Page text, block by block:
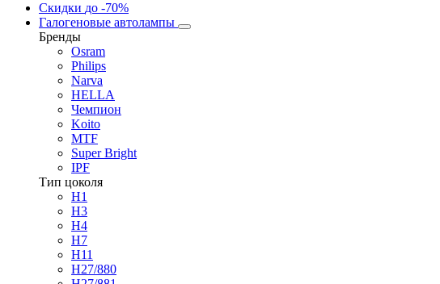
Скидки до -70%
Галогеновые автолампы
Бренды
Osram
Philips
Narva
HELLA
Чемпион
Koito
MTF
Super Bright
IPF
Тип цоколя
H1
H3
H4
H7
H11
H27/880